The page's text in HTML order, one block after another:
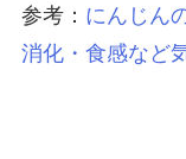
参考： にんじん
消化・食感など